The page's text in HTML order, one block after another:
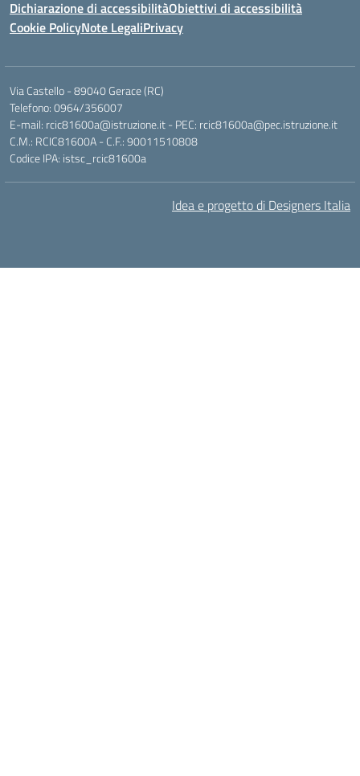
Dichiarazione di accessibilitàObiettivi di accessibilità
Cookie PolicyNote LegaliPrivacy
Via Castello - 89040 Gerace (RC)
Telefono: 0964/356007
E-mail: rcic81600a@istruzione.it - PEC: rcic81600a@pec.istruzione.it
C.M.: RCIC81600A - C.F.: 90011510808
Codice IPA: istsc_rcic81600a
Idea e progetto di Designers Italia